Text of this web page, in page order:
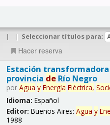
| | Seleccionar títulos para:
Hacer reserva
Estación
provincia deRío Negro
por Agua y Energía Eléctrica,
Idioma: Español
Editor: Buenos Aires: Agua y
1988